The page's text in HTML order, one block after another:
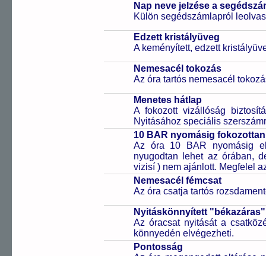
Nap neve jelzése a
Külön segédszámlapról
Edzett kristályüveg
A keményített, edzett
Nemesacél tokozás
Az óra tartós nemesacél
Menetes hátlap
A fokozott vizállóság
Nyitásához speciális
10 BAR nyomásig
Az óra 10 BAR nyomásig
nyugodtan lehet az órában,
vizisí ) nem ajánlott. Megfelel
Nemesacél fémcsat
Az óra csatja tartós
Nyitáskönnyített
Az óracsat nyitását a
könnyedén elvégezheti.
Pontosság